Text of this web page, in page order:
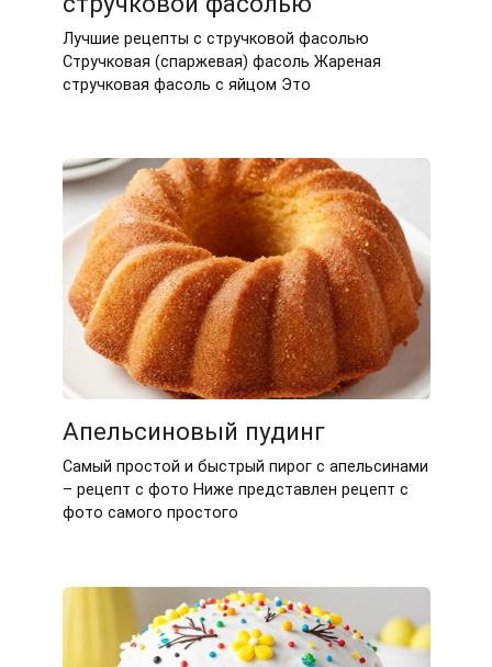
Лучшие рецепты с стручковой фасолью
Стручковая (спаржевая) фасоль Жареная
стручковая фасоль с яйцом Это
Апельсиновый пудинг
Самый простой и быстрый пирог с апельсинами
– рецепт с фото Ниже представлен рецепт с
фото самого простого